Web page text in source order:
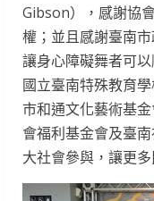
Gibson），感謝協
權；並且感謝臺南
讓身心障礙舞者可
國立臺南特殊教育
市和通文化藝術基
會福利基金會及臺
大社會參與，讓更